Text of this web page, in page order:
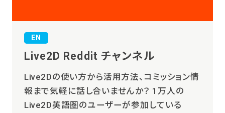
EN
Live2D Reddit チャンネル
Live2Dの使い方から活用方法、コミッション情
報まで気軽に話し合いませんか？ 1万人の
Live2D英語圏のユーザーが参加している